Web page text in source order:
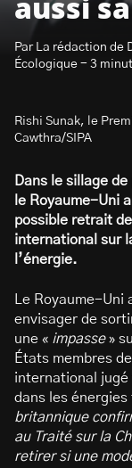
aussi
Par La rédaction de
Écologique - 3
Rishi Sunak, le
Cawthra/SIPA
Dans le sillage
le Royaume-Uni
possible retrait
international sur
l’énergie.
Le Royaume-Uni
envisager de
une « impasse»
États membres
international
dans les énergies
britannique
au Traité sur la
retirer si une
S’abonner